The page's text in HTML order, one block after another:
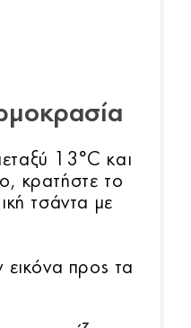
13°C και
κρατήστε το
τσάντα με
εικόνα προς τα